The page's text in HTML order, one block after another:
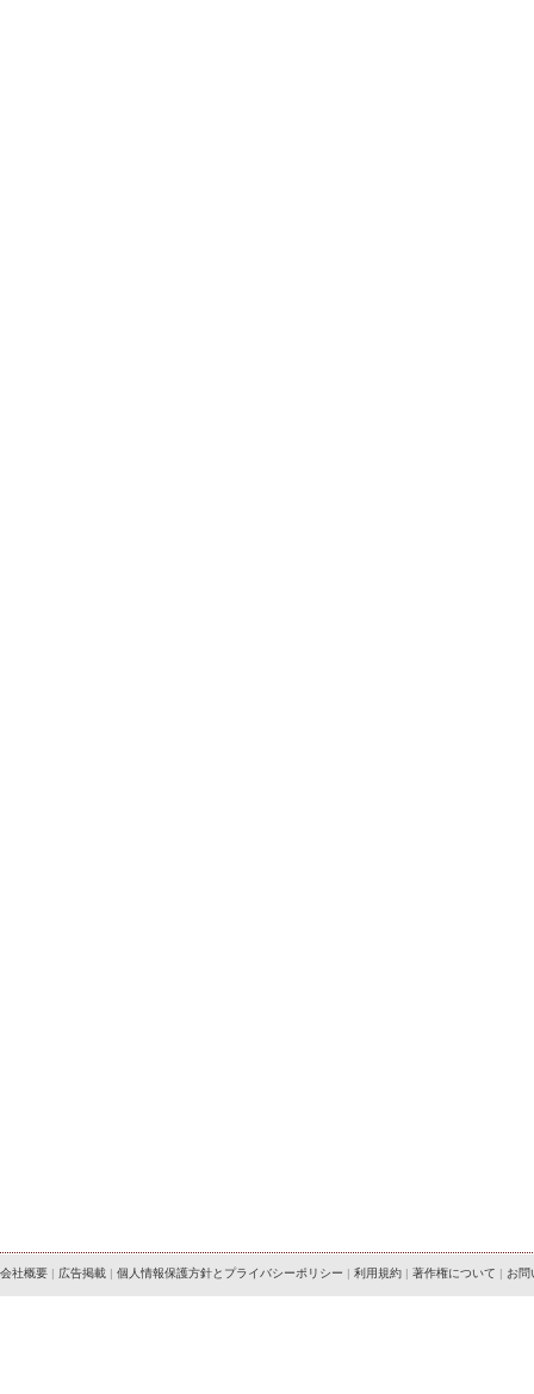
会社概要 | 広告掲載 | 個人情報保護方針とプライバシーポリシー | 利用規約 | 著作権について | お問